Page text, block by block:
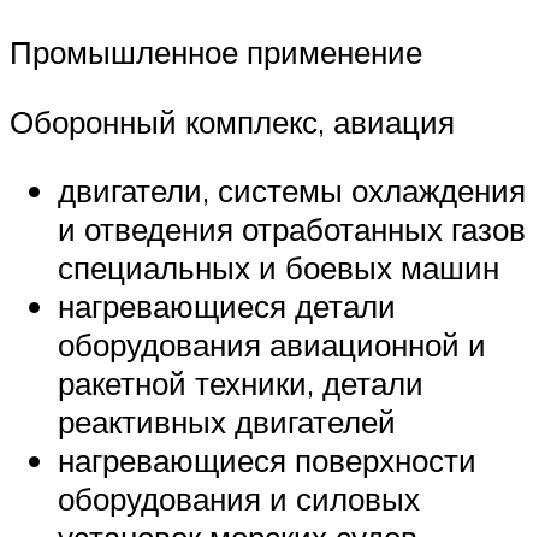
Промышленное применение
Оборонный комплекс, авиация
двигатели, системы охлаждения
и отведения отработанных газов
специальных и боевых машин
нагревающиеся детали
оборудования авиационной и
ракетной техники, детали
реактивных двигателей
нагревающиеся поверхности
оборудования и силовых